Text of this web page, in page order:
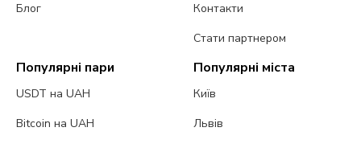
Блог
Контакти
Стати партнером
Популярні пари
USDT на UAH
Bitcoin на UAH
Популярні міста
Київ
Львів